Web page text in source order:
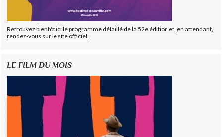
Retrouvez bientôt ici le programme détaillé de la 52e édition et, en attendant,
rendez-vous sur le site officiel.
LE FILM DU MOIS